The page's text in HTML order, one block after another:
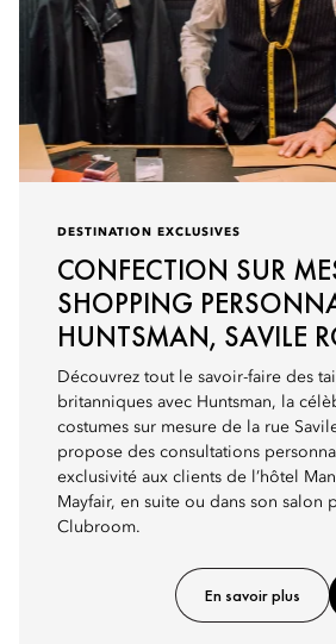
DESTINATION EXCLUSIVES
CONFECTION SUR
SHOPPING
HUNTSMAN, SAVILE
Découvrez tout le savoir-faire des
britanniques avec Huntsman, la
costumes sur mesure de la rue
propose des consultations
exclusivité aux clients de l’hôtel
Mayfair, en suite ou dans son salon
Clubroom.
En savoir plus